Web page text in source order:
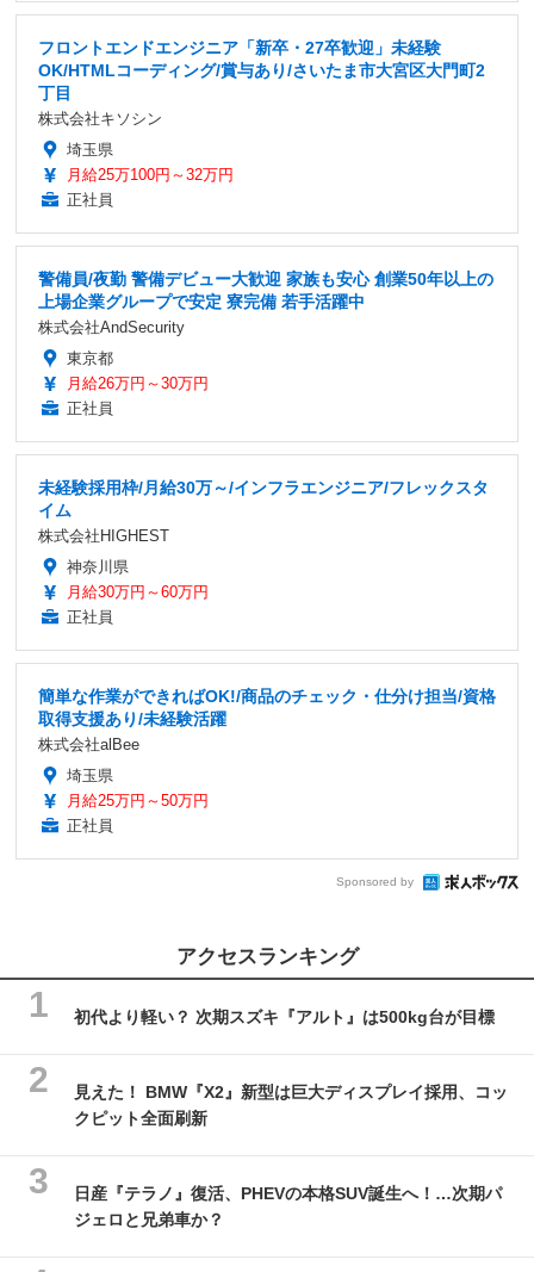
フロントエンドエンジニア「新卒・27卒歓迎」未経験
OK/HTMLコーディング/賞与あり/さいたま市大宮区大門町2
丁目
株式会社キソシン
埼玉県
月給25万100円～32万円
正社員
警備員/夜勤 警備デビュー大歓迎 家族も安心 創業50年以上の
上場企業グループで安定 寮完備 若手活躍中
株式会社AndSecurity
東京都
月給26万円～30万円
正社員
未経験採用枠/月給30万～/インフラエンジニア/フレックスタ
イム
株式会社HIGHEST
神奈川県
月給30万円～60万円
正社員
簡単な作業ができればOK!/商品のチェック・仕分け担当/資格
取得支援あり/未経験活躍
株式会社alBee
埼玉県
月給25万円～50万円
正社員
Sponsored by
アクセスランキング
初代より軽い？ 次期スズキ『アルト』は500kg台が目標
見えた！ BMW『X2』新型は巨大ディスプレイ採用、コッ
クピット全面刷新
日産『テラノ』復活、PHEVの本格SUV誕生へ！…次期パ
ジェロと兄弟車か？